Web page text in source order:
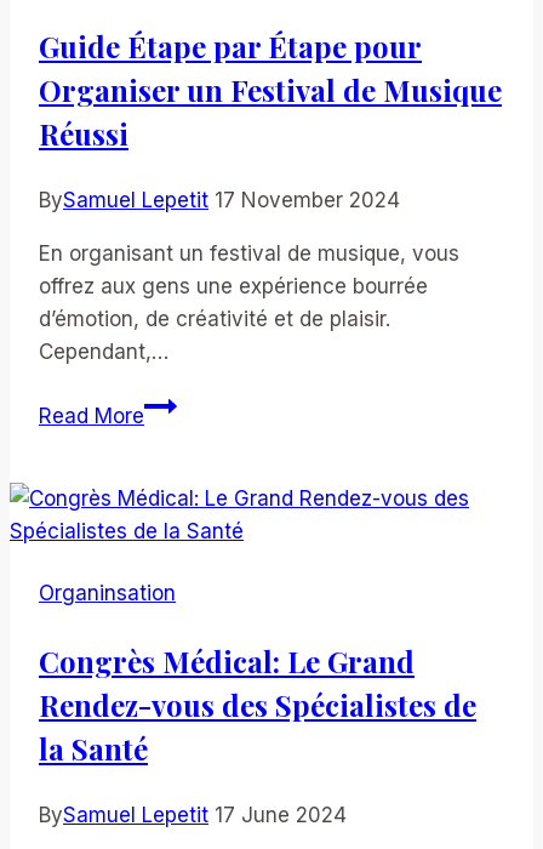
Complet
Guide Étape par Étape pour
Organiser un Festival de Musique
Réussi
BySamuel Lepetit 17 November 2024
En organisant un festival de musique, vous
offrez aux gens une expérience bourrée
d’émotion, de créativité et de plaisir.
Cependant,…
Read MoreGuide
Étape
pour
un
de
Musique
Réussi
Organinsation
Congrès Médical: Le Grand
Rendez-vous des Spécialistes de
la Santé
BySamuel Lepetit 17 June 2024